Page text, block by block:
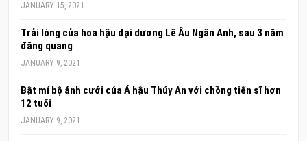
JANUARY 15, 2021
Trải lòng của hoa hậu đại dương Lê Âu Ngân Anh, sau 3 năm
đăng quang
JANUARY 9, 2021
Bật mí bộ ảnh cưới của Á hậu Thúy An với chồng tiến sĩ hơn
12 tuổi
JANUARY 9, 2021